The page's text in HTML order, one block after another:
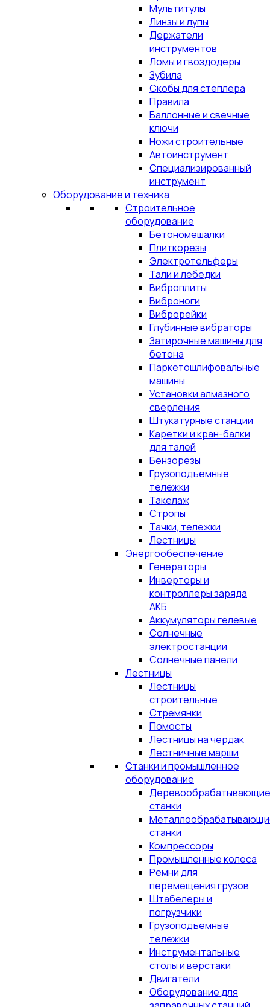
Мультитулы
Линзы и лупы
Держатели
инструментов
Ломы и гвоздодеры
Зубила
Скобы для степлера
Правила
Баллонные и свечные
ключи
Ножи строительные
Автоинструмент
Специализированный
инструмент
Оборудование и техника
Строительное
оборудование
Бетономешалки
Плиткорезы
Электротельферы
Тали и лебедки
Виброплиты
Виброноги
Виброрейки
Глубинные вибраторы
Затирочные машины для
бетона
Паркетошлифовальные
машины
Установки алмазного
сверления
Штукатурные станции
Каретки и кран-балки
для талей
Бензорезы
Грузоподъемные
тележки
Такелаж
Стропы
Тачки, тележки
Лестницы
Энергообеспечение
Генераторы
Инверторы и
контроллеры заряда
АКБ
Аккумуляторы гелевые
Солнечные
электростанции
Солнечные панели
Лестницы
Лестницы
строительные
Стремянки
Помосты
Лестницы на чердак
Лестничные марши
Станки и промышленное
оборудование
Деревообрабатывающие
станки
станки
Компрессоры
Промышленные колеса
Ремни для
перемещения грузов
Штабелеры и
погрузчики
Грузоподъемные
тележки
Инструментальные
столы и верстаки
Двигатели
Оборудование для